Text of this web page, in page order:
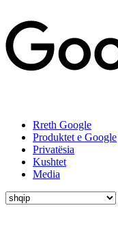
Rreth Google
Produktet e Google
Privatësia
Kushtet
Media